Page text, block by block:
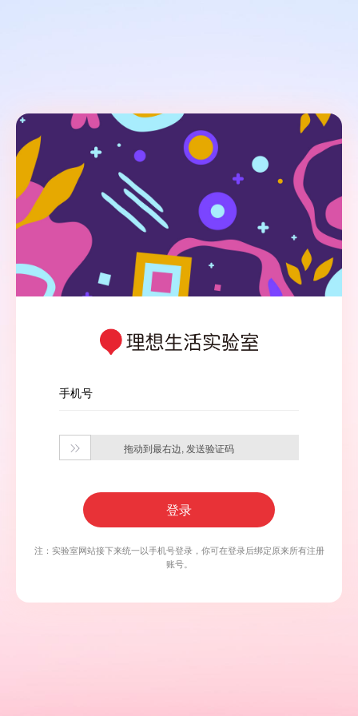
手机号
 拖动到最右边, 发送验证码
登录
注：实验室网站接下来统一以手机号登录，你可在登录后绑定原来所有注册
账号。